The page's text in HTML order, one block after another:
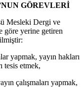
GÖREVLERİ
Mesleki Dergi ve
göre yerine getiren
yapmak, yayın hakları
tesis etmek,
çalışmaları yapmak,